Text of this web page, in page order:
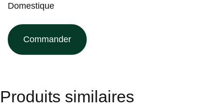
Domestique
Commander
Produits similaires